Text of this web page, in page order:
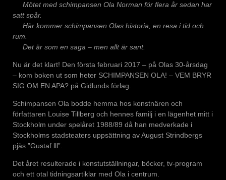
Mötet med schimpansen Ola Norman för flera år sedan har
satt spår.
Här kommer schimpansen Olas historia, en resa i tid och
rum.
Det är som en saga – men allt är sant.
Nu är det klart! Den första februari 2017 – på Olas 30-årsdag
– kom boken ut som heter SCHIMPANSEN OLA! – VEM BRYR
SIG OM EN APA? på Gidlunds förlag.
Schimpansen Ola bodde hemma hos konstnären och
författaren Louise Tillberg och hennes familj i en lägenhet mitt i
Stockholm under spelåret 1988/89 då han medverkade i
Stockholms stadsteaters uppsättning av August Strindbergs
pjäs ”Gustaf lll”.
Det året resulterade i konstutställningar, böcker, tv-program
och ett otal tidningsartiklar med Ola i centrum.